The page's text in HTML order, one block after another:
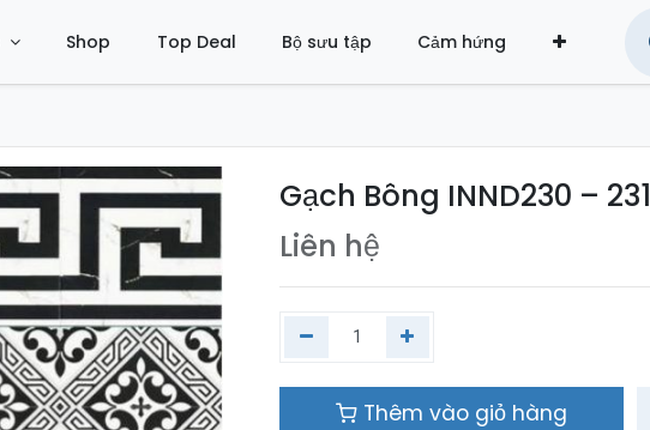
Shop Top Deal Bộ sưu tập Cảm hứng
Gạch Bông INND230 – 231
Liên hệ
Thêm vào giỏ hàng